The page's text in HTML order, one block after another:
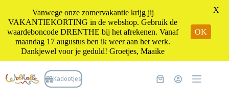
naar
de
Kadootjes Winkelwagen
Vanwege onze zomervakantie krijg jij
VAKANTIEKORTING in de webshop. Gebruik de
waardeboncode DRENTHE bij het afrekenen. Vanaf
maandag 17 augustus ben ik weer aan het werk.
Dankjewel voor je geduld! Groetjes, Maaike
OK
X